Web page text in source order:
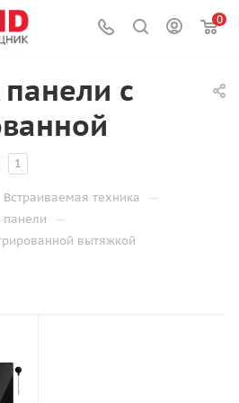
0
с
1
Встраиваемая техника —
—
вытяжкой